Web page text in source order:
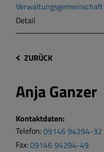
Verwaltungsgemeinschaft
Detail
ZURÜCK
Anja Ganzer
Kontaktdaten:
Telefon:09146 94294-32
Fax:09146 94294-49